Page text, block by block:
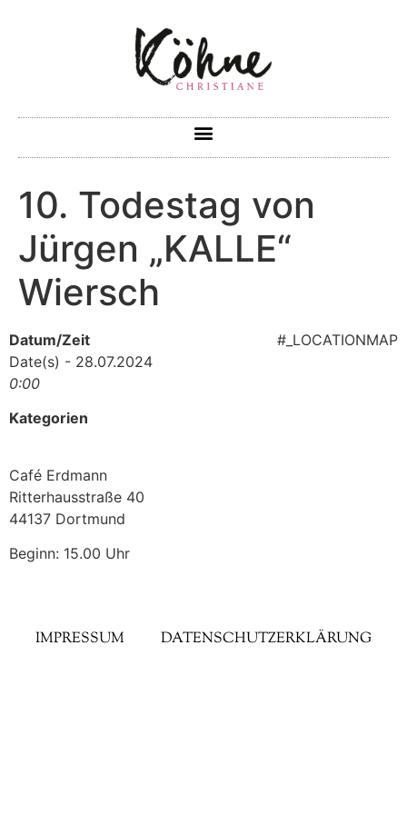
10. Todestag von
Jürgen „KALLE“
Wiersch
#_LOCATIONMAP
Datum/Zeit
Date(s) - 28.07.2024
0:00
Kategorien
Café Erdmann
Ritterhausstraße 40
44137 Dortmund
Beginn: 15.00 Uhr
IMPRESSUM DATENSCHUTZERKLÄRUNG